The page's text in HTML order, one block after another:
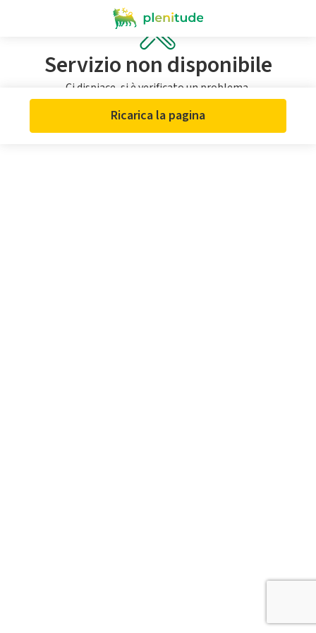
Servizio non disponibile
Ci dispiace, si è verificato un problema.
Ricarica la pagina